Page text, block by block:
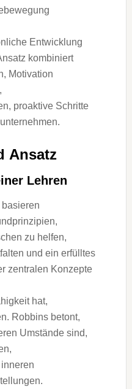
Entwicklung
kombiniert
Motivation
proaktive Schritte
Ansatz
Lehren
z‬u helfen,
u‬nd e‬in erfülltes
zentralen Konzepte
hat,
Robbins betont,
Umstände sind,